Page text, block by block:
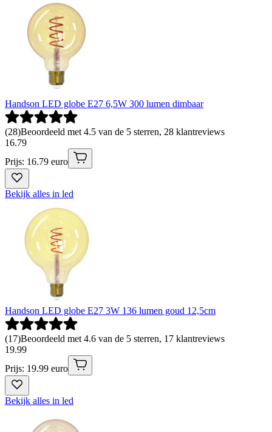
Handson LED globe E27 6,5W 300 lumen dimbaar
(28)Beoordeeld met 4.5 van de 5 sterren, 28 klantreviews
16.79
Prijs: 16.79 euro
Bekijk alles in led
Handson LED globe E27 3W 136 lumen goud 12,5cm
(17)Beoordeeld met 4.6 van de 5 sterren, 17 klantreviews
19.99
Prijs: 19.99 euro
Bekijk alles in led